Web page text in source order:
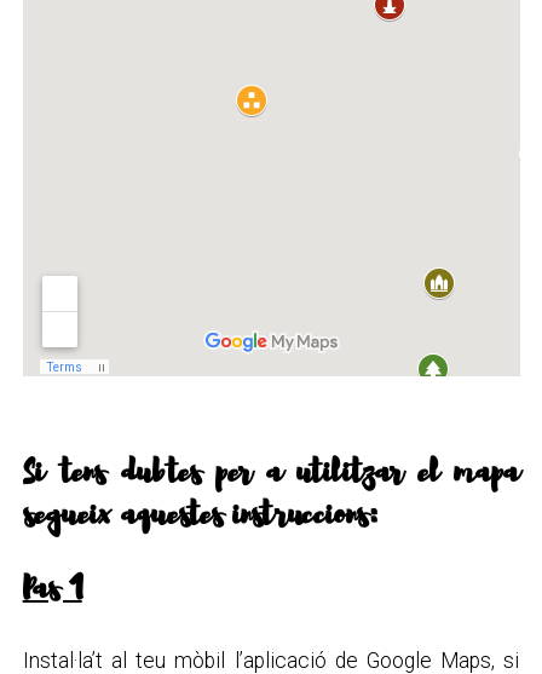
Si tens dubtes per a utilitzar el mapa
segueix aquestes instruccions:
Pas 1
Instal·la’t al teu mòbil l’aplicació de Google Maps, si